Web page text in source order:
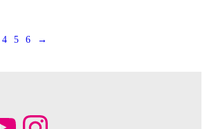
4 5 6 →